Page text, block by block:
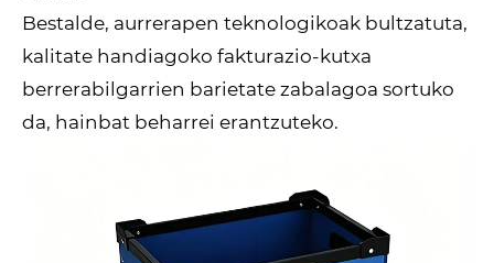
Bestalde, aurrerapen teknologikoak bultzatuta,
kalitate handiagoko fakturazio-kutxa
berrerabilgarrien barietate zabalagoa sortuko
da, hainbat beharrei erantzuteko.